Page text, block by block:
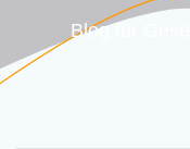
Blog für